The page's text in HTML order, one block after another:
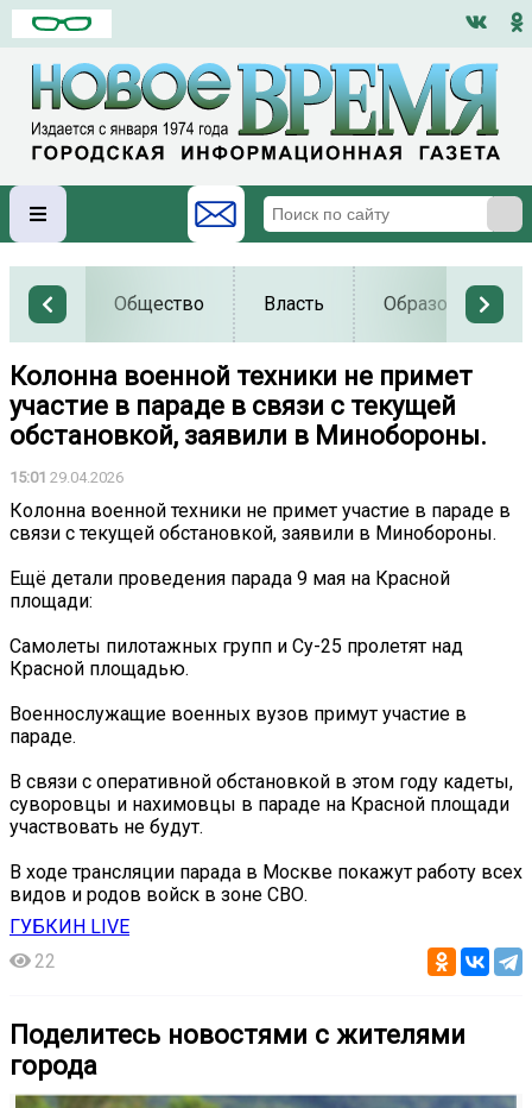
Общество Власть Образование
Колонна военной техники не примет
участие в параде в связи с текущей
обстановкой, заявили в Минобороны.
15:01 29.04.2026
Колонна военной техники не примет участие в параде в
связи с текущей обстановкой, заявили в Минобороны.
Ещё детали проведения парада 9 мая на Красной
площади:
Самолеты пилотажных групп и Су-25 пролетят над
Красной площадью.
Военнослужащие военных вузов примут участие в
параде.
В связи с оперативной обстановкой в этом году кадеты,
суворовцы и нахимовцы в параде на Красной площади
участвовать не будут.
В ходе трансляции парада в Москве покажут работу всех
видов и родов войск в зоне СВО.
ГУБКИН LIVE
22
Поделитесь новостями с жителями
города